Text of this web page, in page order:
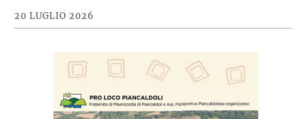
20 LUGLIO 2026